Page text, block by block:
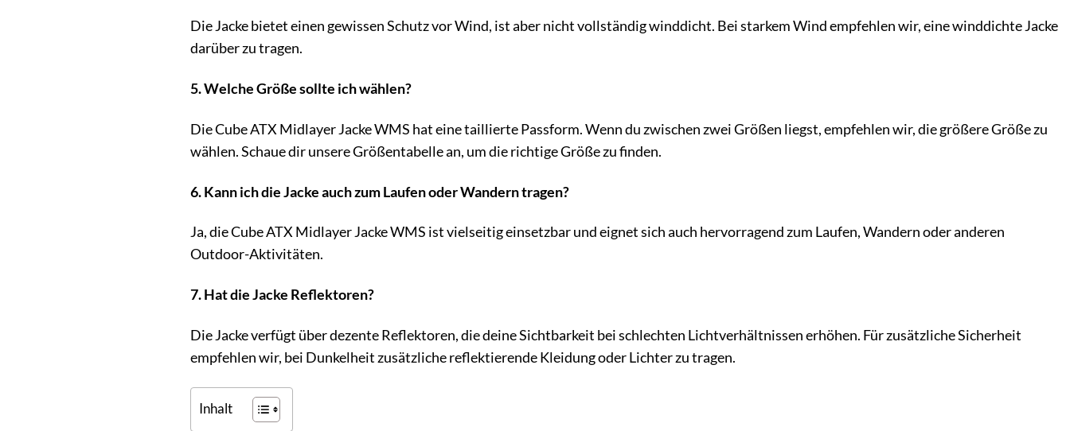
Die Jacke bietet einen gewissen Schutz vor Wind, ist aber nicht vollständig winddicht. Bei starkem Wind empfehlen wir, eine winddichte Jacke
darüber zu tragen.
5. Welche Größe sollte ich wählen?
Die Cube ATX Midlayer Jacke WMS hat eine taillierte Passform. Wenn du zwischen zwei Größen liegst, empfehlen wir, die größere Größe zu
wählen. Schaue dir unsere Größentabelle an, um die richtige Größe zu finden.
6. Kann ich die Jacke auch zum Laufen oder Wandern tragen?
Ja, die Cube ATX Midlayer Jacke WMS ist vielseitig einsetzbar und eignet sich auch hervorragend zum Laufen, Wandern oder anderen
Outdoor-Aktivitäten.
7. Hat die Jacke Reflektoren?
Die Jacke verfügt über dezente Reflektoren, die deine Sichtbarkeit bei schlechten Lichtverhältnissen erhöhen. Für zusätzliche Sicherheit
empfehlen wir, bei Dunkelheit zusätzliche reflektierende Kleidung oder Lichter zu tragen.
Inhalt